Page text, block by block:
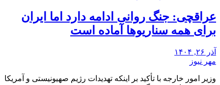
عراقچی: جنگ روانی ادامه دارد اما ایران
برای همه سناریوها آماده است
آذر ۲۶, ۱۴۰۴
مهر نیوز
وزیر امور خارجه با تأکید بر اینکه تهدیدات رژیم صهیونیستی و آمریکا